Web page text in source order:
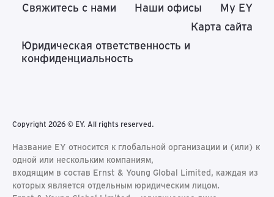
Свяжитесь с нами Наши офисы
My EY
Карта сайта
Юридическая ответственность и
конфиденциальность
Copyright 2026 © EY. All rights reserved.
Название EY относится к глобальной организации и (или) к
одной или нескольким компаниям,
входящим в состав Ernst & Young Global Limited, каждая из
которых является отдельным юридическим лицом.